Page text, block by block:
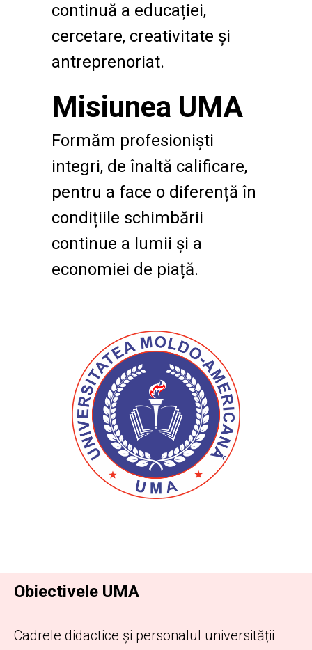
Misiunea UMA
continuă a educației,
cercetare, creativitate și
antreprenoriat.
Formăm profesioniști
integri, de înaltă calificare,
pentru a face o diferență în
condițiile schimbării
continue a lumii și a
economiei de piață.
Obiectivele UMA
Cadrele didactice și personalul universității